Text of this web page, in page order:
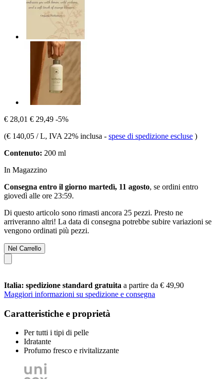
€ 28,01 € 29,49 -5%
(€ 140,05 / L, IVA 22% inclusa - spese di spedizione escluse )
Contenuto: 200 ml
In Magazzino
Consegna entro il giorno martedì, 11 agosto, se ordini entro
giovedì alle ore 23:59.
Di questo articolo sono rimasti ancora 25 pezzi. Presto ne
arriveranno altri! La data di consegna potrebbe subire variazioni se
vengono ordinati più pezzi.
Nel Carrello
Italia: spedizione standard gratuita a partire da € 49,90
Maggiori informazioni su spedizione e consegna
Caratteristiche e proprietà
Per tutti i tipi di pelle
Idratante
Profumo fresco e rivitalizzante